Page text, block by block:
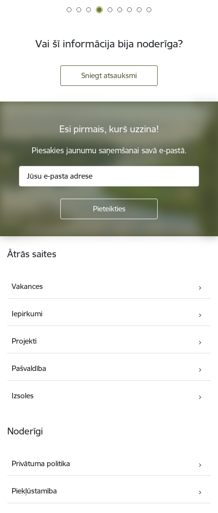
Vai šī informācija bija noderīga?
Sniegt atsauksmi
Esi pirmais, kurš uzzina!
Piesakies jaunumu saņemšanai savā e-pastā.
Kājene
Ātrās saites
Vakances
Iepirkumi
Projekti
Pašvaldība
Izsoles
Noderīgi
Privātuma politika
Piekļūstamība